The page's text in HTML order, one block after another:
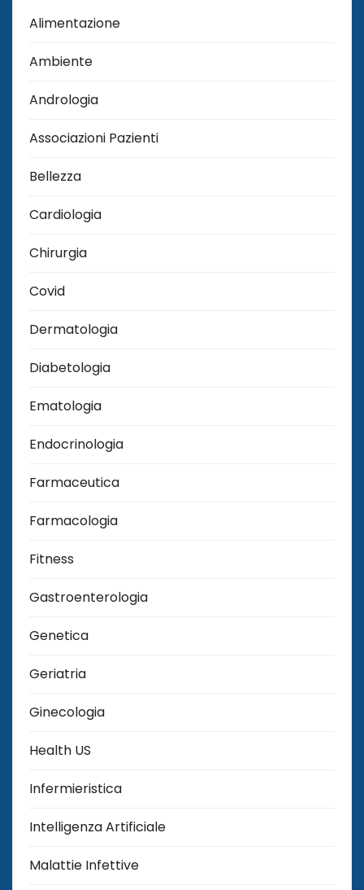
Alimentazione
Ambiente
Andrologia
Associazioni Pazienti
Bellezza
Cardiologia
Chirurgia
Covid
Dermatologia
Diabetologia
Ematologia
Endocrinologia
Farmaceutica
Farmacologia
Fitness
Gastroenterologia
Genetica
Geriatria
Ginecologia
Health US
Infermieristica
Intelligenza Artificiale
Malattie Infettive